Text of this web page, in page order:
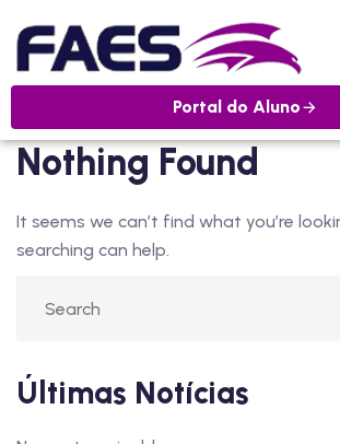
Portal do Aluno
Nothing Found
It seems we can’t find what you’re
searching can help.
Últimas Notícias